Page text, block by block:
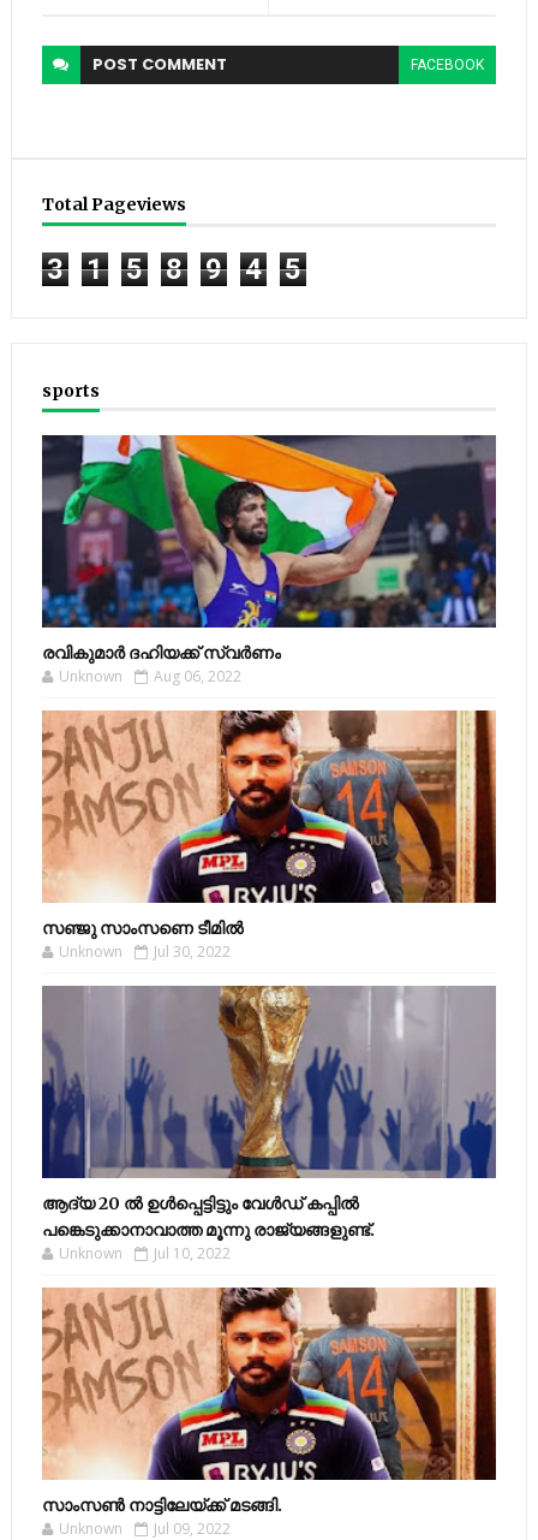
POST COMMENT FACEBOOK
Total Pageviews
3 1 5 8 9 4 5
sports
രവികുമാര്‍ ദഹിയക്ക് സ്വര്‍ണം
Unknown Aug 06, 2022
സഞ്ജു സാംസണെ ടീമില്‍
Unknown Jul 30, 2022
ആദ്യ 20 ല്‍ ഉള്‍പ്പെട്ടിട്ടും വേള്‍ഡ് കപ്പില്‍
പങ്കെടുക്കാനാവാത്ത മൂന്നു രാജ്യങ്ങളുണ്ട്.
Unknown Jul 10, 2022
സാംസണ്‍ നാട്ടിലേയ്‌ക്ക് മടങ്ങി.
Unknown Jul 09, 2022